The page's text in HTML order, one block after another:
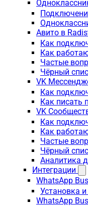
Авито в
Как
Как
Частые
Чёрный
VK
Как
Как писать
VK
Как
Как
Частые
Чёрный
Аналитика
Интеграции
WhatsApp
Установка
WhatsApp